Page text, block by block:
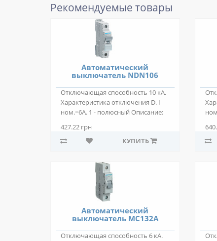
Рекомендуемые товары
Автоматический
выключатель NDN106
Отключающая способность 10 кА.
Характеристика отключения D. I
ном.=6А. 1 - полюсный Описание:
427.22 грн
КУПИТЬ
Автоматический
выключатель MС132A
Отключающая способность 6 кА.